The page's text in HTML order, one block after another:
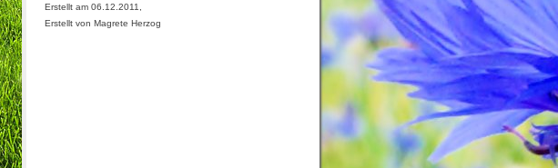
Erstellt am 06.12.2011,
Erstellt von Magrete Herzog